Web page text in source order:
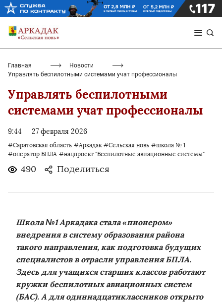
Главная
Новости
Управлять беспилотными системами учат профессионалы
Управлять беспилотными
системами учат профессионалы
9:44 27 февраля 2026
#Саратовская область #Аркадак #Сельская новь #школа № 1
#оператор БПЛА #нацпроект "Беспилотные авиационные системы"
490 Поделиться
Школа №1 Аркадака стала «пионером»
внедрения в систему образования района
такого направления, как подготовка будущих
специалистов в отрасли управления БПЛА.
Здесь для учащихся старших классов работают
кружки беспилотных авиационных систем
(БАС). А для одиннадцатиклассников открыто